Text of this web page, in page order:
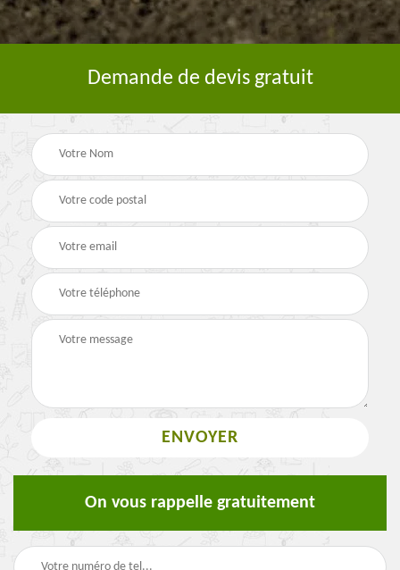
Demande de devis gratuit
On vous rappelle gratuitement